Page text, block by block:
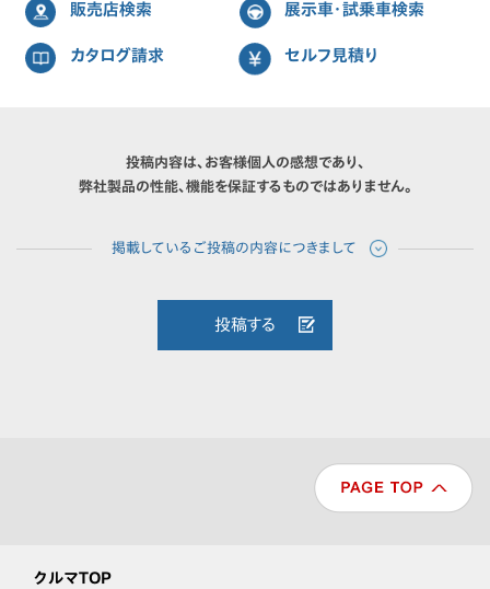
販売店検索 展示車・試乗車検索
カタログ請求 セルフ見積り
投稿内容は、お客様個人の感想であり、
弊社製品の性能、機能を保証するものではありません。
投稿する
クルマTOP